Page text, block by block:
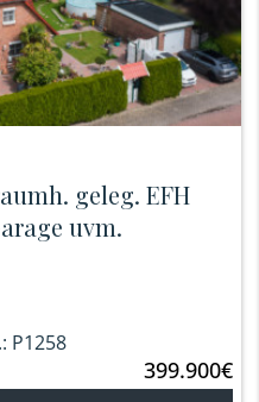
geleg. EFH
uvm.
P1258
399.900€